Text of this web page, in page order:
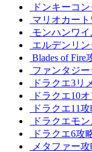
ドンキーコ
マリオカー
モンハンワ
エルデンリ
Blades of Fire
ファンタジ
ドラクエ3リ
ドラクエ10
ドラクエ11攻
ドラクエモ
ドラクエ6攻
メタファー攻